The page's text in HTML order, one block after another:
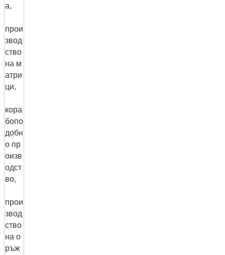
а,
прои
звод
ство
на м
атри
ци,
кора
бопо
добн
о пр
оизв
одст
во,
прои
звод
ство
на о
ръж